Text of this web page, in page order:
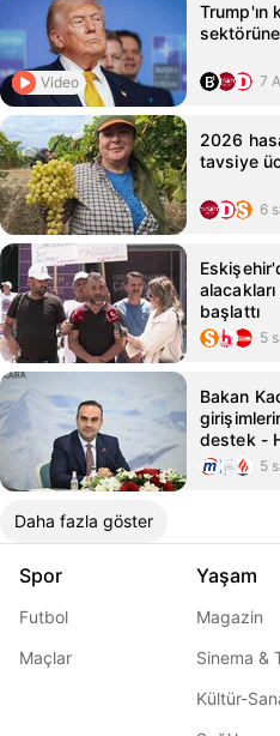
Video
Trump'ın
7
2026
tavsiye
6
başlattı
5
Bakan
destek -
5
Daha fazla göster
Spor
Futbol
Maçlar
Yaşam
Magazin
Sinema &
Kültür-